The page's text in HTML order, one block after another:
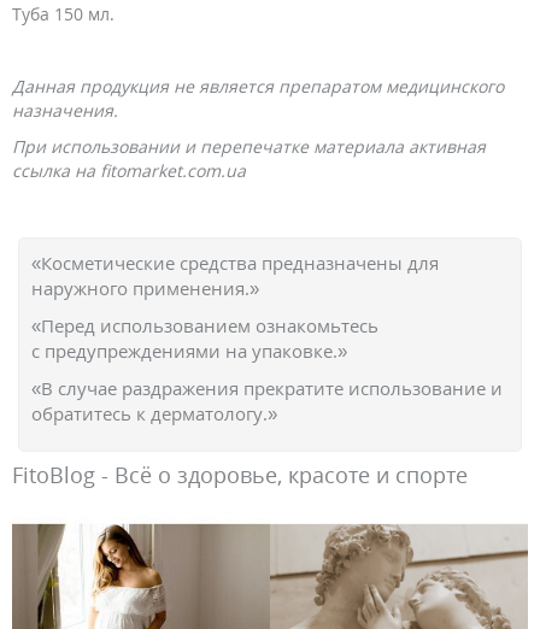
Туба 150 мл.
Данная продукция не является препаратом медицинского
назначения.
При использовании и перепечатке материала активная
ссылка на fitomarket.com.ua
«Косметические средства предназначены для
наружного применения.»
«Перед использованием ознакомьтесь
с предупреждениями на упаковке.»
«В случае раздражения прекратите использование и
обратитесь к дерматологу.»
FitoBlog - Всё о здоровье, красоте и спорте